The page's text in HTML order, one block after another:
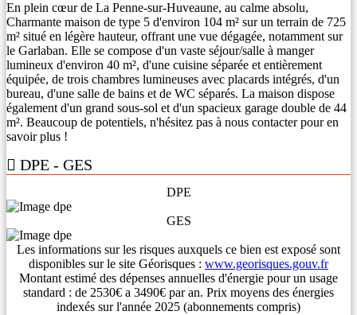
En plein cœur de La Penne-sur-Huveaune, au calme absolu,
Charmante maison de type 5 d'environ 104 m² sur un terrain de 725
m² situé en légère hauteur, offrant une vue dégagée, notamment sur
le Garlaban. Elle se compose d'un vaste séjour/salle à manger
lumineux d'environ 40 m², d'une cuisine séparée et entièrement
équipée, de trois chambres lumineuses avec placards intégrés, d'un
bureau, d'une salle de bains et de WC séparés. La maison dispose
également d'un grand sous-sol et d'un spacieux garage double de 44
m². Beaucoup de potentiels, n'hésitez pas à nous contacter pour en
savoir plus !
DPE - GES
DPE
GES
Les informations sur les risques auxquels ce bien est exposé sont
disponibles sur le site Géorisques : www.georisques.gouv.fr
Montant estimé des dépenses annuelles d'énergie pour un usage
standard : de 2530€ a 3490€ par an. Prix moyens des énergies
indexés sur l'année 2025 (abonnements compris)